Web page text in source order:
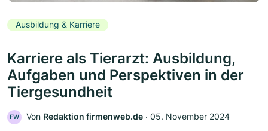
Ausbildung & Karriere
Karriere als Tierarzt: Ausbildung,
Aufgaben und Perspektiven in der
Tiergesundheit
FW Von Redaktion firmenweb.de ‧ 05. November 2024